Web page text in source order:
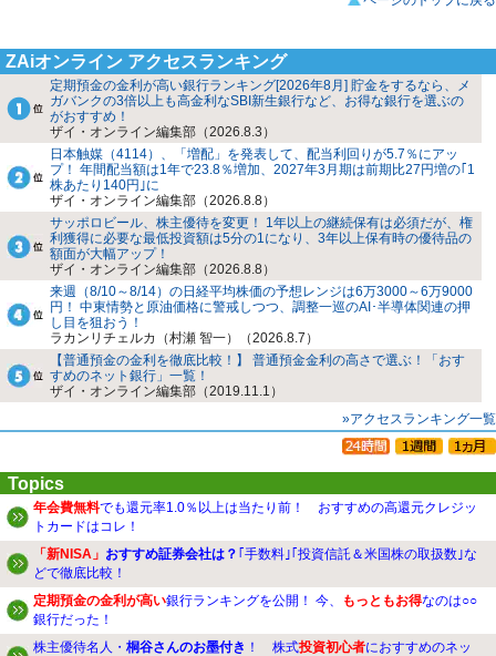
ZAiオンライン アクセスランキング
定期預金の金利が高い銀行ランキング[2026年8月] 貯金をするなら、メ
ガバンクの3倍以上も高金利なSBI新生銀行など、お得な銀行を選ぶの
がおすすめ！
ザイ・オンライン編集部（2026.8.3）
日本触媒（4114）、「増配」を発表して、配当利回りが5.7％にアッ
プ！ 年間配当額は1年で23.8％増加、2027年3月期は前期比27円増の｢1
株あたり140円｣に
ザイ・オンライン編集部（2026.8.8）
サッポロビール、株主優待を変更！ 1年以上の継続保有は必須だが、権
利獲得に必要な最低投資額は5分の1になり、3年以上保有時の優待品の
額面が大幅アップ！
ザイ・オンライン編集部（2026.8.8）
来週（8/10～8/14）の日経平均株価の予想レンジは6万3000～6万9000
円！ 中東情勢と原油価格に警戒しつつ、調整一巡のAI･半導体関連の押
し目を狙おう！
ラカンリチェルカ（村瀬 智一）（2026.8.7）
【普通預金の金利を徹底比較！】 普通預金金利の高さで選ぶ！「おす
すめのネット銀行」一覧！
ザイ・オンライン編集部（2019.11.1）
»アクセスランキング一覧
Topics
年会費無料でも還元率1.0％以上は当たり前！ おすすめの高還元クレジッ
トカードはコレ！
「新NISA」 おすすめ証券会社は？ ｢手数料｣｢投資信託＆米国株の取扱数｣な
どで徹底比較！
定期預金の金利が高い銀行ランキングを公開！ 今、 もっともお得なのは○○
銀行だった！
株主優待名人・ 桐谷さんのお墨付き ！ 株式投資初心者におすすめのネッ